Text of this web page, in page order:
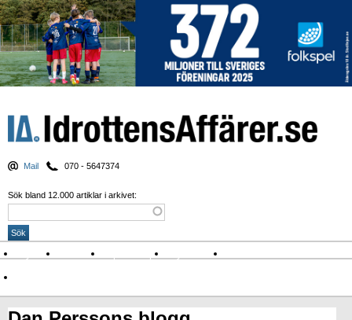
Mail 070 - 5647374
Sök bland 12.000 artiklar i arkivet:
Nyheter Krönikor Sport & spel Nyhetsbrev